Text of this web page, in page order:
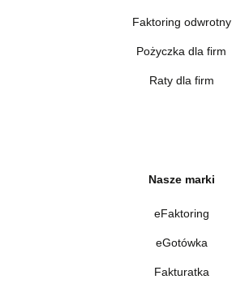
Faktoring odwrotny
Pożyczka dla firm
Raty dla firm
Nasze marki
eFaktoring
eGotówka
Fakturatka